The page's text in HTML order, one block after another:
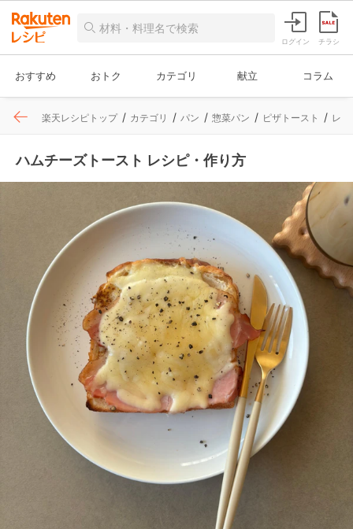
ログイン チラシ
おすすめ おトク カテゴリ 献立 コラム
楽天レシピトップ カテゴリ パン 惣菜パン ピザトースト レ
ハムチーズトースト レシピ・作り方